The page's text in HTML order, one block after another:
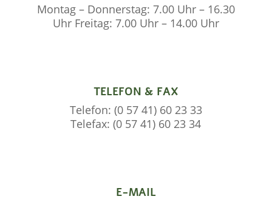
Montag – Donnerstag: 7.00 Uhr – 16.30
Uhr Freitag: 7.00 Uhr – 14.00 Uhr
TELEFON & FAX
Telefon: (0 57 41) 60 23 33
Telefax: (0 57 41) 60 23 34
E-MAIL